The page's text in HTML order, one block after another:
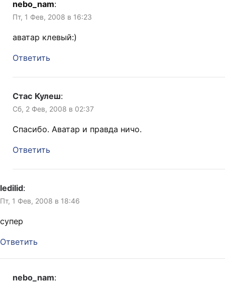
nebo_nam:
Пт, 1 Фев, 2008 в 16:23
аватар клевый:)
Ответить
Стас Кулеш:
Сб, 2 Фев, 2008 в 02:37
Спасибо. Аватар и правда ничо.
Ответить
ledilid:
Пт, 1 Фев, 2008 в 18:46
супер
Ответить
nebo_nam: